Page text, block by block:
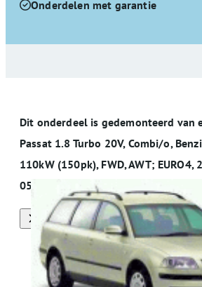
Onderdelen met garantie
Dit onderdeel is gedemonteerd van
Passat 1.8 Turbo 20V, Combi/o,
110kW (150pk), FWD, AWT;
05, 3B6
Alle onderdelen van deze auto